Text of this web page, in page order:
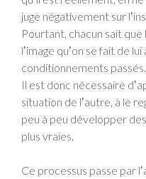
juge négativement sur
Pourtant, chacun sait que
lʼimage quʼon se fait de
conditionnements passés.
Il est donc nécessaire
situation de lʼautre, à le
peu à peu développer
plus vraies.
Ce processus passe par